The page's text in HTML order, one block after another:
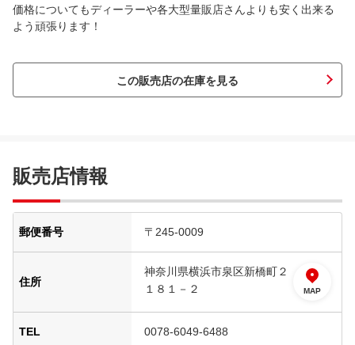
価格についてもディーラーや各大型量販店さんよりも安く出来る
よう頑張ります！
この販売店の在庫を見る
販売店情報
郵便番号 〒245-0009
住所
神奈川県横浜市泉区新橋町２
１８１－２
MAP
TEL 0078-6049-6488